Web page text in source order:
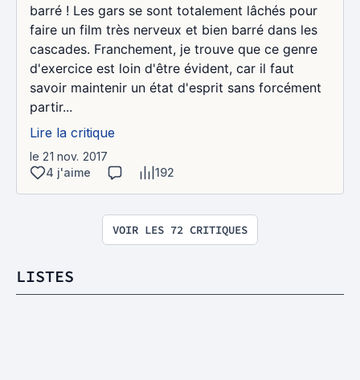
barré ! Les gars se sont totalement lâchés pour
faire un film très nerveux et bien barré dans les
cascades. Franchement, je trouve que ce genre
d'exercice est loin d'être évident, car il faut
savoir maintenir un état d'esprit sans forcément
partir...
Lire la critique
le 21 nov. 2017
4 j'aime
192
VOIR LES 72 CRITIQUES
LISTES